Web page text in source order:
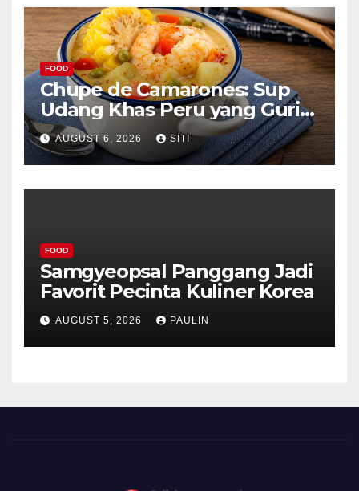
FOOD
Chupe de Camarones: Sup
Udang Khas Peru yang Gurih
Lezat
AUGUST 6, 2026 SITI
FOOD
Samgyeopsal Panggang Jadi
Favorit Pecinta Kuliner Korea
AUGUST 5, 2026 PAULIN